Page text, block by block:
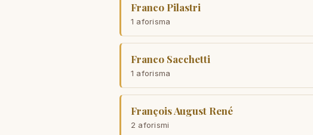
Franco Pilastri
1 aforisma
Franco Sacchetti
1 aforisma
François August René
2 aforismi